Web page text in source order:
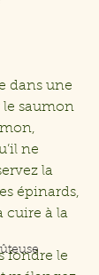
dans une
le saumon
ne
la
épinards,
cuire à la
fondre le